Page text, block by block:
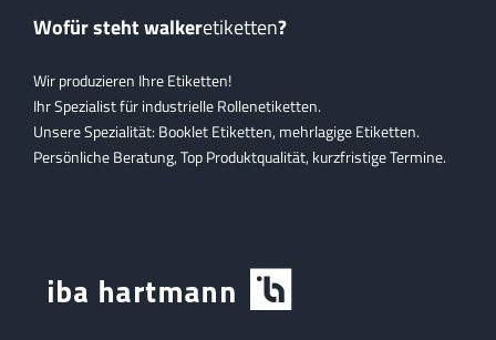
Wofür steht walkeretiketten?
Wir produzieren Ihre Etiketten!
Ihr Spezialist für industrielle Rollenetiketten.
Unsere Spezialität: Booklet Etiketten, mehrlagige Etiketten.
Persönliche Beratung, Top Produktqualität, kurzfristige Termine.